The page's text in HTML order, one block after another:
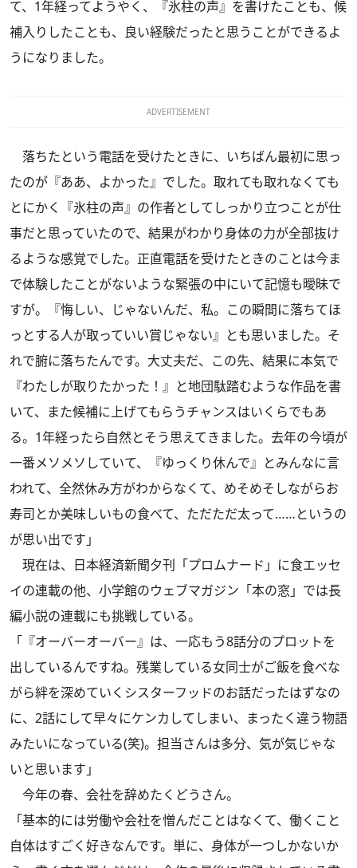
て、1年経ってようやく、『氷柱の声』を書けたことも、候
補入りしたことも、良い経験だったと思うことができるよ
うになりました。
ADVERTISEMENT
落ちたという電話を受けたときに、いちばん最初に思っ
たのが『ああ、よかった』でした。取れても取れなくても
とにかく『氷柱の声』の作者としてしっかり立つことが仕
事だと思っていたので、結果がわかり身体の力が全部抜け
るような感覚でした。正直電話を受けたときのことは今ま
で体験したことがないような緊張の中にいて記憶も曖昧で
すが。『悔しい、じゃないんだ、私。この瞬間に落ちてほ
っとする人が取っていい賞じゃない』とも思いました。そ
れで腑に落ちたんです。大丈夫だ、この先、結果に本気で
『わたしが取りたかった！』と地団駄踏むような作品を書
いて、また候補に上げてもらうチャンスはいくらでもあ
る。1年経ったら自然とそう思えてきました。去年の今頃が
一番メソメソしていて、『ゆっくり休んで』とみんなに言
われて、全然休み方がわからなくて、めそめそしながらお
寿司とか美味しいもの食べて、ただただ太って……というの
が思い出です」
現在は、日本経済新聞夕刊「プロムナード」に食エッセ
イの連載の他、小学館のウェブマガジン「本の窓」では長
編小説の連載にも挑戦している。
「『オーバーオーバー』は、一応もう8話分のプロットを
出しているんですね。残業している女同士がご飯を食べな
がら絆を深めていくシスターフッドのお話だったはずなの
に、2話にして早々にケンカしてしまい、まったく違う物語
みたいになっている(笑)。担当さんは多分、気が気じゃな
いと思います」
今年の春、会社を辞めたくどうさん。
「基本的には労働や会社を憎んだことはなくて、働くこと
自体はすごく好きなんです。単に、身体が一つしかないか